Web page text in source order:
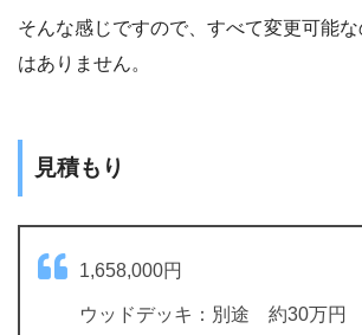
そんな感じですので、すべて変更可能
はありません。
見積もり
1,658,000円
ウッドデッキ：別途 約30万円